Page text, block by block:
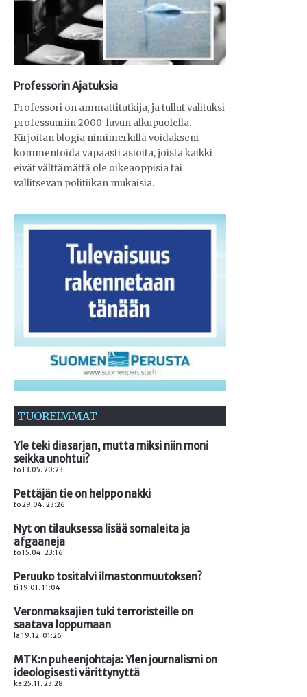
Professorin Ajatuksia
Professori on ammattitutkija, ja tullut valituksi
professuuriin 2000-luvun alkupuolella.
Kirjoitan blogia nimimerkillä voidakseni
kommentoida vapaasti asioita, joista kaikki
eivät välttämättä ole oikeaoppisia tai
vallitsevan politiikan mukaisia.
TUOREIMMAT
Yle teki diasarjan, mutta miksi niin moni
seikka unohtui?
to 13.05. 20:23
Pettäjän tie on helppo nakki
to 29.04. 23:26
Nyt on tilauksessa lisää somaleita ja
afgaaneja
to 15.04. 23:16
Peruuko tositalvi ilmastonmuutoksen?
ti 19.01. 11:04
Veronmaksajien tuki terroristeille on
saatava loppumaan
la 19.12. 01:26
MTK:n puheenjohtaja: Ylen journalismi on
ideologisesti värittynyttä
ke 25.11. 23:28